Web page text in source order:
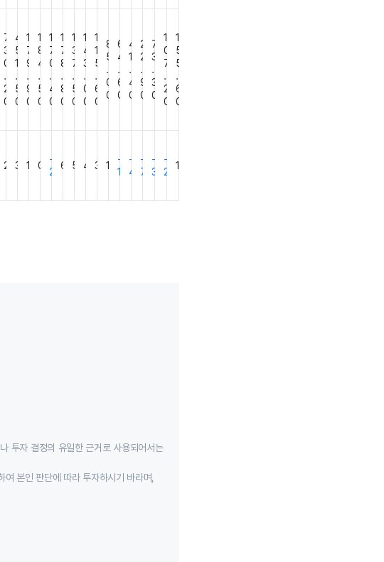
7
3
0
.
2
0
4
5
1
.
5
0
1
7
9
.
9
0
1
8
4
.
5
0
1
7
0
.
4
0
1
7
8
.
8
0
1
3
7
.
5
0
1
4
3
.
0
0
1
1
5
.
6
0
8
5
.
0
0
6
4
.
6
0
4
1
.
4
0
2
2
.
9
0
7
3
.
3
0
1
0
7
.
2
0
1
5
5
.
6
0
2 3 1 0
-
2
6 5 4 3 1
-
1
-
4
-
7
-
3
-
2
1
투자 결정의 유일한 근거로 사용되어서는
본인 판단에 따라 투자하시기 바라며,